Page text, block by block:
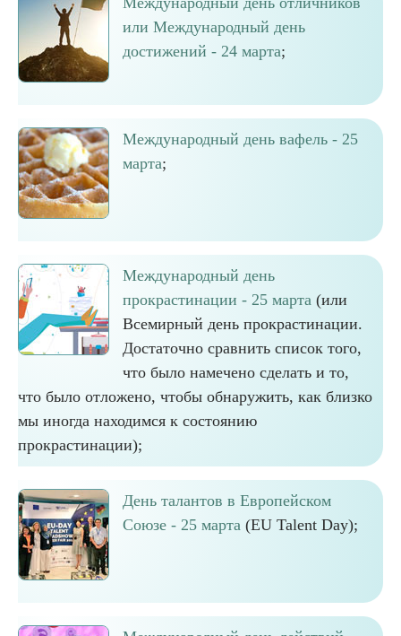
или Международный день
достижений - 24 марта;
Международный день вафель - 25
марта;
Международный день
прокрастинации - 25 марта (или
Всемирный день прокрастинации.
Достаточно сравнить список того,
что было намечено сделать и то,
что было отложено, чтобы обнаружить, как близко
мы иногда находимся к состоянию
прокрастинации);
День талантов в Европейском
Союзе - 25 марта (EU Talent Day);